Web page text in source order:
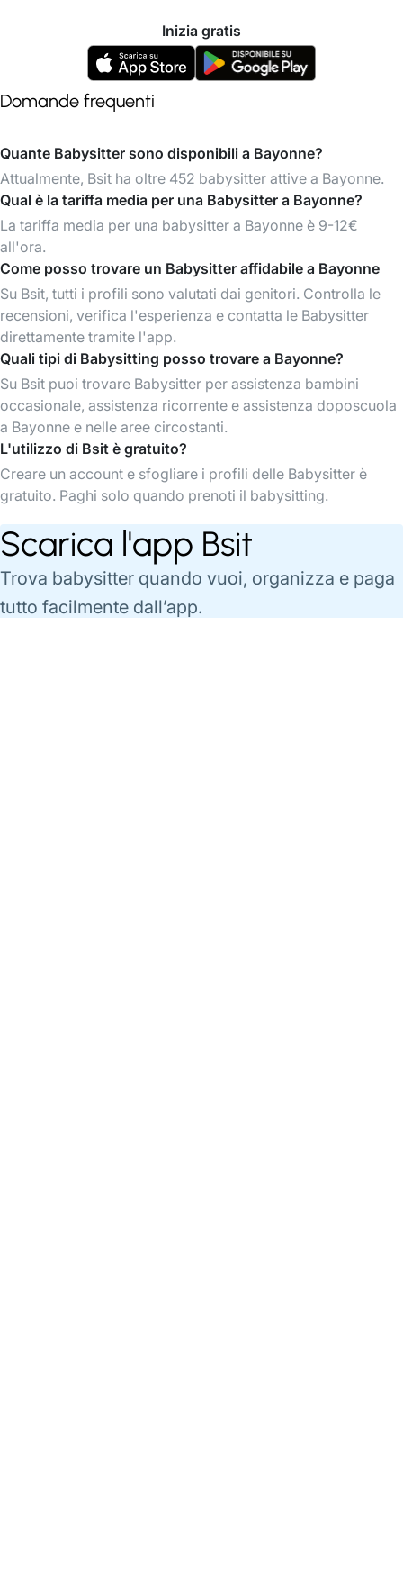
Inizia gratis
Domande frequenti
Quante Babysitter sono disponibili a Bayonne?
Attualmente, Bsit ha oltre 452 babysitter attive a Bayonne.
Qual è la tariffa media per una Babysitter a Bayonne?
La tariffa media per una babysitter a Bayonne è 9-12€
all'ora.
Come posso trovare un Babysitter affidabile a Bayonne
Su Bsit, tutti i profili sono valutati dai genitori. Controlla le
recensioni, verifica l'esperienza e contatta le Babysitter
direttamente tramite l'app.
Quali tipi di Babysitting posso trovare a Bayonne?
Su Bsit puoi trovare Babysitter per assistenza bambini
occasionale, assistenza ricorrente e assistenza doposcuola
a Bayonne e nelle aree circostanti.
L'utilizzo di Bsit è gratuito?
Creare un account e sfogliare i profili delle Babysitter è
gratuito. Paghi solo quando prenoti il babysitting.
Scarica l'app Bsit
Trova babysitter quando vuoi, organizza e paga
tutto facilmente dall’app.